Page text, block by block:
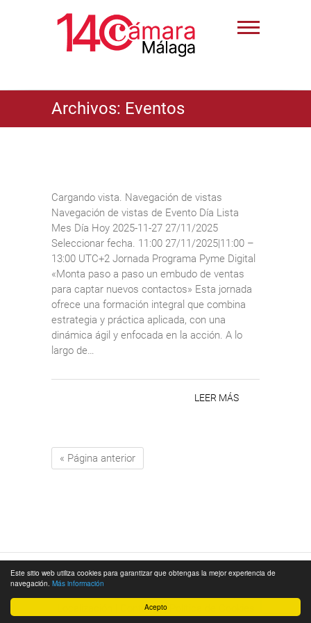
Acepto
Este sitio web utiliza cookies para garantizar que obtengas la mejor experiencia de
navegación. Más información
Archivos: Eventos
Cargando vista. Navegación de vistas
Navegación de vistas de Evento Día Lista
Mes Día Hoy 2025-11-27 27/11/2025
Seleccionar fecha. 11:00 27/11/2025|11:00 –
13:00 UTC+2 Jornada Programa Pyme Digital
«Monta paso a paso un embudo de ventas
para captar nuevos contactos» Esta jornada
ofrece una formación integral que combina
estrategia y práctica aplicada, con una
dinámica ágil y enfocada en la acción. A lo
largo de…
LEER MÁS
« Página anterior
© 2026Cámara de Comercio de Málaga|
Contacto|